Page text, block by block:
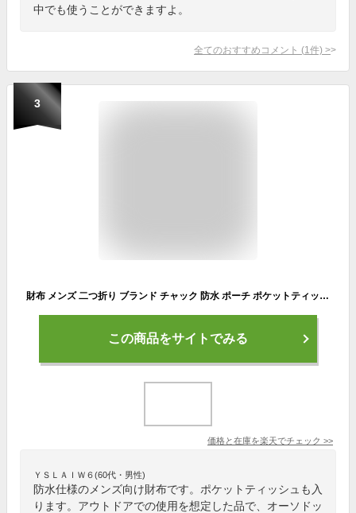
中でも使うことができますよ。
全てのおすすめコメント (1 件) >
3
財布 メンズ 二つ折り ブランド チャック 防水 ポーチ ポケットティッシュ【あす楽14時まで】ネコポスOKアンドナット エチケット ウォレット ＆NUT ETIQUETTE WALLET男性 カラビナ 小銭 コインケース Dカン◇ギフト プレゼント おしゃれ アウトドア
この商品をサイトでみる
価格と在庫を楽天でチェック >>
ＹＳＬＡＩＷ６(60代・男性)
防水仕様のメンズ向け財布です。ポケットティッシュも入
ります。アウトドアでの使用を想定した品で、オーソドッ